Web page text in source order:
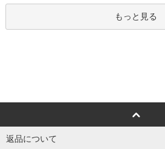
もっと見る
返品について